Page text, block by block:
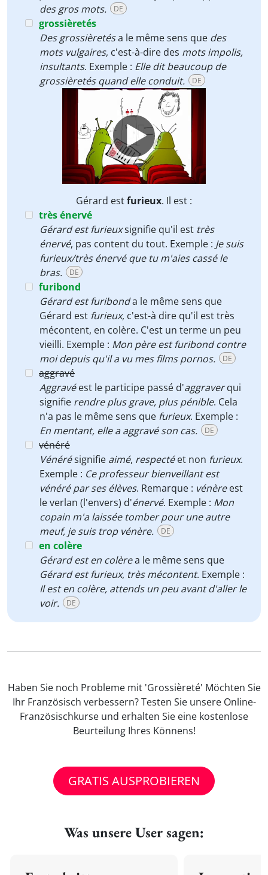
des gros mots.
DE
grossièretés
Des grossièretésa le même sens que des
mots vulgaires, c'est-à-dire des mots impolis,
insultants. Exemple : Elle dit beaucoup de
grossièretés quand elle conduit.
DE
Video
Player
Gérard estfurieux. Il est :
très énervé
Gérard est furieuxsignifie qu'il est très
énervé, pas content du tout. Exemple : Je suis
furieux/très énervé que tu m'aies cassé le
bras.
DE
furibond
Gérard est furibonda le même sens que
Gérard est furieux, c'est-à dire qu'il est très
mécontent, en colère. C'est un terme un peu
vieilli. Exemple : Mon père est furibond contre
moi depuis qu'il a vu mes films pornos.
DE
aggravé
Aggravéest le participe passé d'aggraverqui
signifie rendreplus grave, plus pénible. Cela
n'a pas le même sens que furieux. Exemple :
En mentant, elle a aggravé son cas.
DE
vénéré
Vénérésignifie aimé, respectéet non furieux.
Exemple : Ce professeur bienveillant est
vénéré par ses élèves. Remarque : vénèreest
le verlan (l'envers) d'énervé. Exemple : Mon
copain m'a laissée tomber pour une autre
meuf, je suis trop vénère.
DE
en colère
Gérard est en colèrea le même sens que
Gérard est furieux, très mécontent. Exemple :
Il est en colère, attends un peu avant d'aller le
voir.
DE
Haben Sie noch Probleme mit 'Grossièreté' Möchten Sie
Ihr Französisch verbessern? Testen Sie unsere Online-
Französischkurse und erhalten Sie eine kostenlose
Beurteilung Ihres Könnens!
GRATIS AUSPROBIEREN
Was unsere User sagen: